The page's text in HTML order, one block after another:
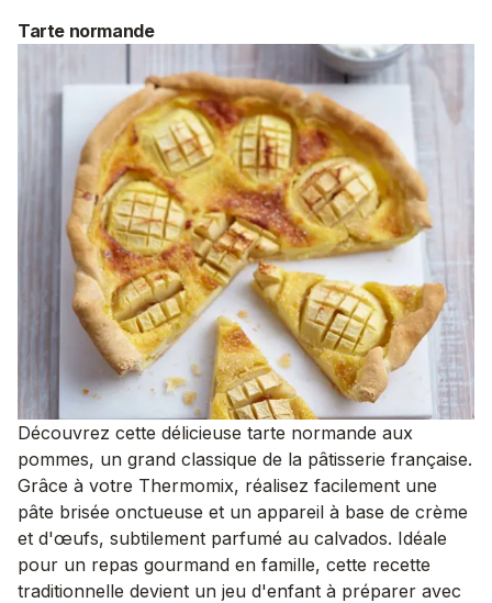
Tarte normande
Découvrez cette délicieuse tarte normande aux
pommes, un grand classique de la pâtisserie française.
Grâce à votre Thermomix, réalisez facilement une
pâte brisée onctueuse et un appareil à base de crème
et d'œufs, subtilement parfumé au calvados. Idéale
pour un repas gourmand en famille, cette recette
traditionnelle devient un jeu d'enfant à préparer avec